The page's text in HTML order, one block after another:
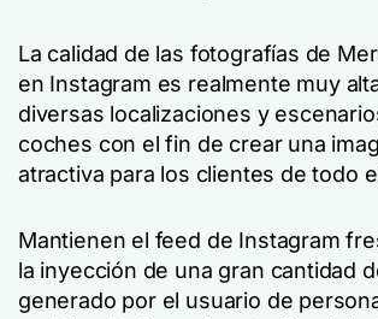
La calidad de las fotografías de
en Instagram es realmente muy
diversas localizaciones y
coches con el fin de crear una
atractiva para los clientes de todo
Mantienen el feed de Instagram
la inyección de una gran cantidad
generado por el usuario de